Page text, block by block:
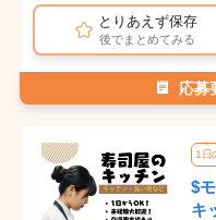
とりあえず保存
後でまとめてみる
応募
1日
$
キ